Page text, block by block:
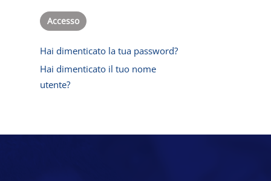
Accesso
Hai dimenticato la tua password?
Hai dimenticato il tuo nome
utente?